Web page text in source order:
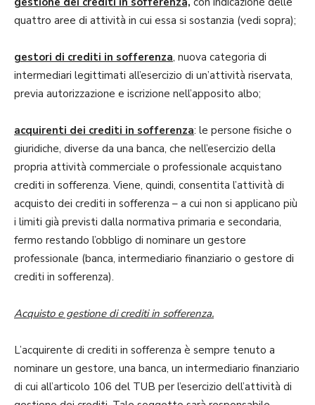
quattro aree di attività in cui essa si sostanzia (vedi sopra);
gestori di crediti in sofferenza, nuova categoria di
intermediari legittimati all’esercizio di un’attività riservata,
previa autorizzazione e iscrizione nell’apposito albo;
acquirenti dei crediti in sofferenza: le persone fisiche o
giuridiche, diverse da una banca, che nell’esercizio della
propria attività commerciale o professionale acquistano
crediti in sofferenza. Viene, quindi, consentita l’attività di
acquisto dei crediti in sofferenza – a cui non si applicano più
i limiti già previsti dalla normativa primaria e secondaria,
fermo restando l’obbligo di nominare un gestore
professionale (banca, intermediario finanziario o gestore di
crediti in sofferenza).
Acquisto e gestione di crediti in sofferenza.
L’acquirente di crediti in sofferenza è sempre tenuto a
nominare un gestore, una banca, un intermediario finanziario
di cui all’articolo 106 del TUB per l’esercizio dell’attività di